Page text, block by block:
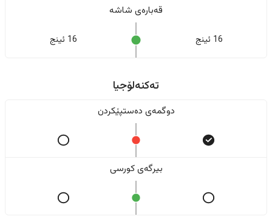
قەبارەی شاشە
16 ئینج 16 ئینج
تەکنەلۆجیا
دوگمەی دەستپێکردن
بیرگەی کورسی